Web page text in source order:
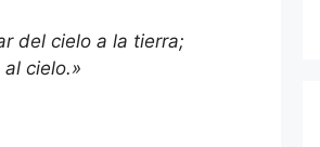
del cielo a la tierra;
cielo.»